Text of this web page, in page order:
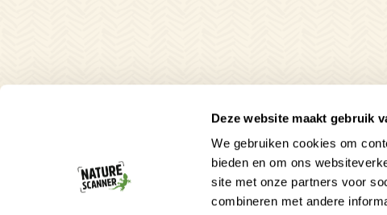
Deze website maakt gebruik
We gebruiken cookies om
bieden en om ons
site met onze partners voor
combineren met andere